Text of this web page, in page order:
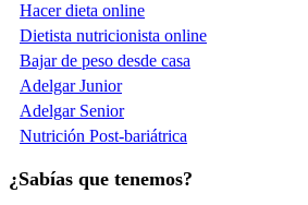
Hacer dieta online
Dietista nutricionista online
Bajar de peso desde casa
Adelgar Junior
Adelgar Senior
Nutrición Post-bariátrica
¿Sabías que tenemos?